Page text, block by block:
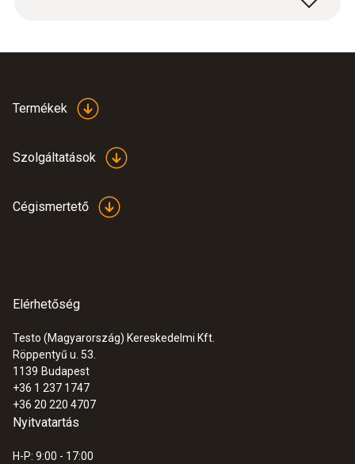
:0632 0327
testo 312-4 - differenciálnyomás mérő
műszer
Termékek
Szolgáltatások
Cégismertető
Elérhetőség
Testo (Magyarország) Kereskedelmi Kft.
Röppentyű u. 53.
1139 Budapest
+36 1 237 1747
+36 20 220 4707
Nyitvatartás
H-P: 9:00 - 17:00